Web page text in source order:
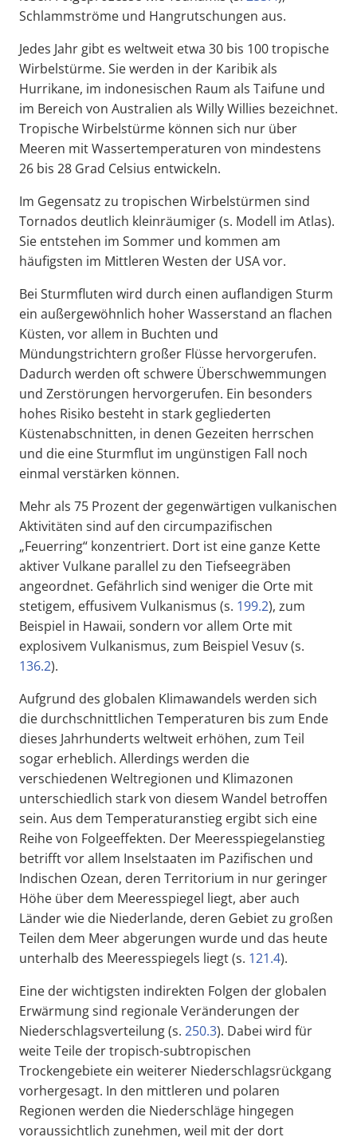
Schlammströme und Hangrutschungen aus.
Jedes Jahr gibt es weltweit etwa 30 bis 100 tropische
Wirbelstürme. Sie werden in der Karibik als
Hurrikane, im indonesischen Raum als Taifune und
im Bereich von Australien als Willy Willies bezeichnet.
Tropische Wirbelstürme können sich nur über
Meeren mit Wassertemperaturen von mindestens
26 bis 28 Grad Celsius entwickeln.
Im Gegensatz zu tropischen Wirbelstürmen sind
Tornados deutlich kleinräumiger (s. Modell im Atlas).
Sie entstehen im Sommer und kommen am
häufigsten im Mittleren Westen der USA vor.
Bei Sturmfluten wird durch einen auflandigen Sturm
ein außergewöhnlich hoher Wasserstand an flachen
Küsten, vor allem in Buchten und
Mündungstrichtern großer Flüsse hervorgerufen.
Dadurch werden oft schwere Überschwemmungen
und Zerstörungen hervorgerufen. Ein besonders
hohes Risiko besteht in stark gegliederten
Küstenabschnitten, in denen Gezeiten herrschen
und die eine Sturmflut im ungünstigen Fall noch
einmal verstärken können.
Mehr als 75 Prozent der gegenwärtigen vulkanischen
Aktivitäten sind auf den circumpazifischen
„Feuerring“ konzentriert. Dort ist eine ganze Kette
aktiver Vulkane parallel zu den Tiefseegräben
angeordnet. Gefährlich sind weniger die Orte mit
stetigem, effusivem Vulkanismus (s. 199.2), zum
Beispiel in Hawaii, sondern vor allem Orte mit
explosivem Vulkanismus, zum Beispiel Vesuv (s.
136.2).
Aufgrund des globalen Klimawandels werden sich
die durchschnittlichen Temperaturen bis zum Ende
dieses Jahrhunderts weltweit erhöhen, zum Teil
sogar erheblich. Allerdings werden die
verschiedenen Weltregionen und Klimazonen
unterschiedlich stark von diesem Wandel betroffen
sein. Aus dem Temperaturanstieg ergibt sich eine
Reihe von Folgeeffekten. Der Meeresspiegelanstieg
betrifft vor allem Inselstaaten im Pazifischen und
Indischen Ozean, deren Territorium in nur geringer
Höhe über dem Meeresspiegel liegt, aber auch
Länder wie die Niederlande, deren Gebiet zu großen
Teilen dem Meer abgerungen wurde und das heute
unterhalb des Meeresspiegels liegt (s. 121.4).
Eine der wichtigsten indirekten Folgen der globalen
Erwärmung sind regionale Veränderungen der
Niederschlagsverteilung (s. 250.3). Dabei wird für
weite Teile der tropisch-subtropischen
Trockengebiete ein weiterer Niederschlagsrückgang
vorhergesagt. In den mittleren und polaren
Regionen werden die Niederschläge hingegen
voraussichtlich zunehmen, weil mit der dort